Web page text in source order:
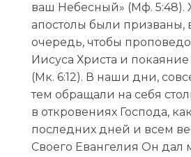
ваш Небесный» (Mф. 5:48).
апостолы были призваны,
очередь, чтобы
Иисуса Христа и
(Mк. 6:12). В наши дни,
тем обращали на себя
в откровениях Господа,
последних дней и всем
Своего Евангелия Он дал